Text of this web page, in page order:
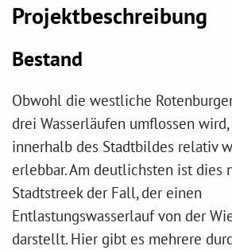
Projektbeschreibung
Bestand
Obwohl die westliche
drei Wasserläufen umflossen wird,
innerhalb des Stadtbildes relativ
erlebbar. Am deutlichsten ist dies
Stadtstreek der Fall, der einen
Entlastungswasserlauf von der
darstellt. Hier gibt es mehrere